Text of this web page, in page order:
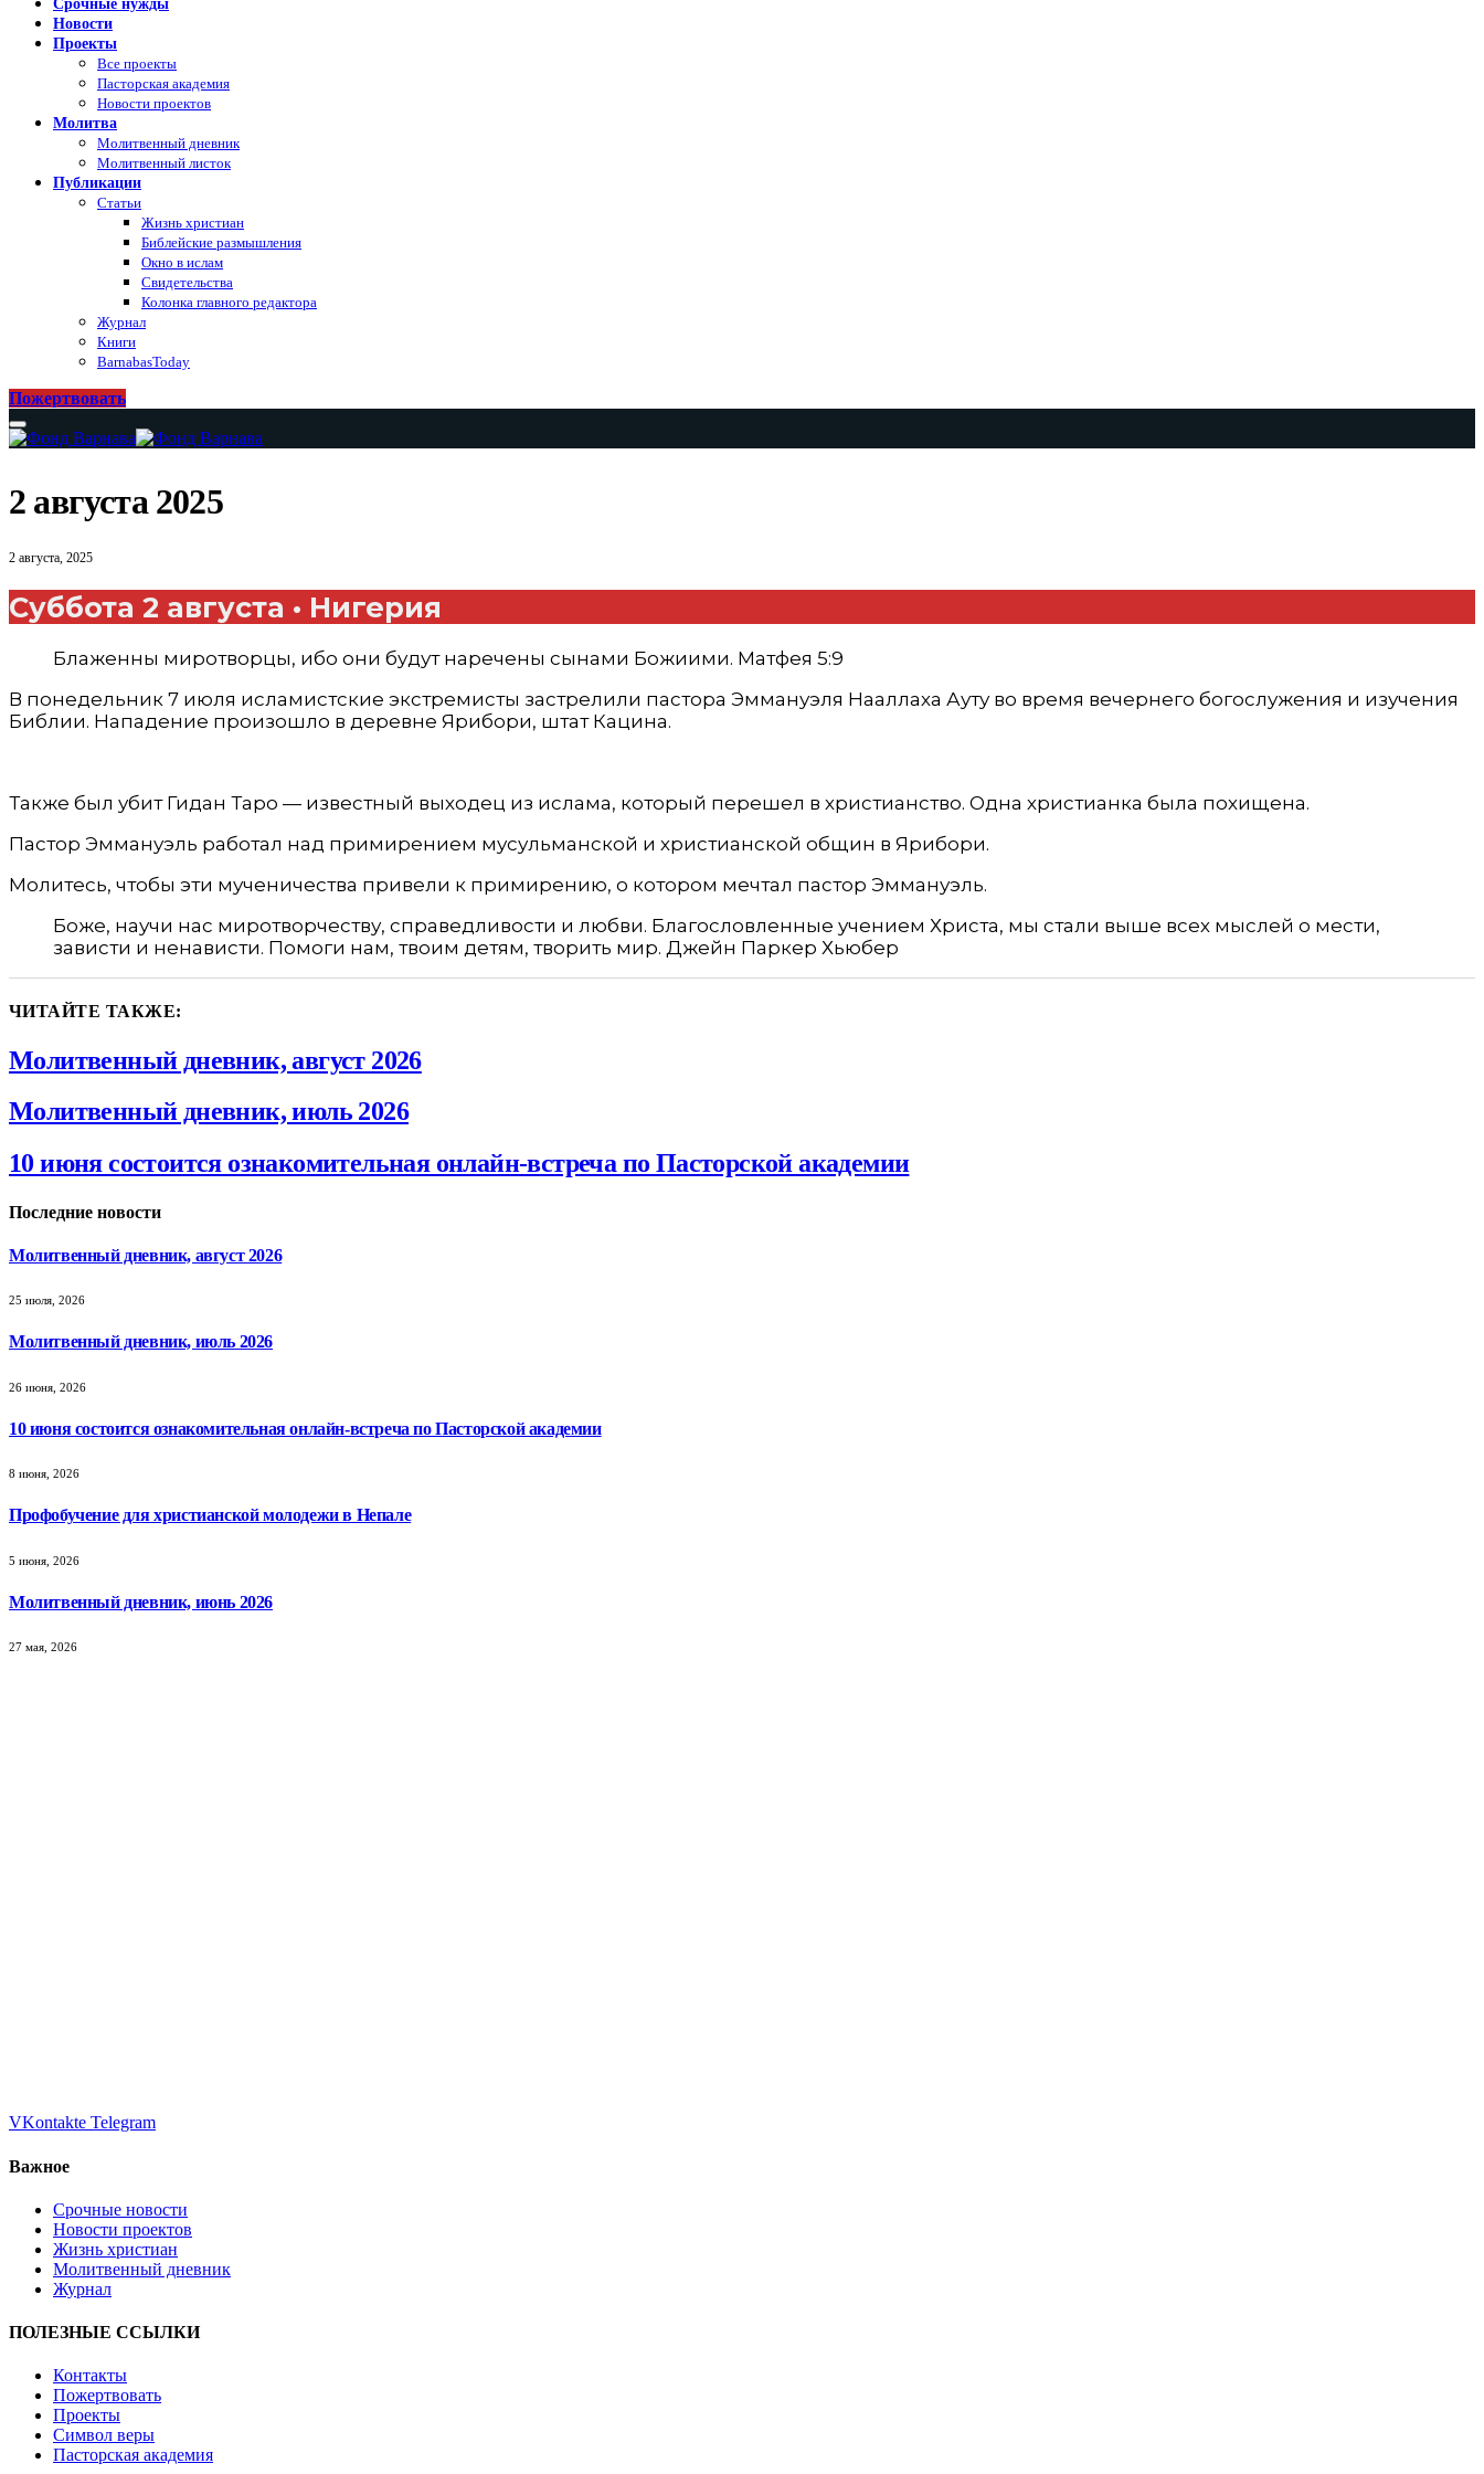
Срочные нужды
Новости
Проекты
Все проекты
Пасторская академия
Новости проектов
Молитва
Молитвенный дневник
Молитвенный листок
Публикации
Статьи
Жизнь христиан
Библейские размышления
Окно в ислам
Свидетельства
Колонка главного редактора
Журнал
Книги
BarnabasToday
Пожертвовать
2 августа 2025
2 августа, 2025
Суббота 2 августа • Нигерия
Блаженны миротворцы, ибо они будут наречены сынами Божиими. Матфея 5:9
В понедельник 7 июля исламистские экстремисты застрелили пастора Эммануэля Нааллаха Ауту во время вечернего богослужения и изучения
Библии. Нападение произошло в деревне Ярибори, штат Кацина.
Также был убит Гидан Таро — известный выходец из ислама, который перешел в христианство. Одна христианка была похищена.
Пастор Эммануэль работал над примирением мусульманской и христианской общин в Ярибори.
Молитесь, чтобы эти мученичества привели к примирению, о котором мечтал пастор Эммануэль.
Боже, научи нас миротворчеству, справедливости и любви. Благословленные учением Христа, мы стали выше всех мыслей о мести,
зависти и ненависти. Помоги нам, твоим детям, творить мир. Джейн Паркер Хьюбер
ЧИТАЙТЕ ТАКЖЕ:
Молитвенный дневник, август 2026
Молитвенный дневник, июль 2026
10 июня состоится ознакомительная онлайн-встреча по Пасторской академии
Последние новости
Молитвенный дневник, август 2026
25 июля, 2026
Молитвенный дневник, июль 2026
26 июня, 2026
10 июня состоится ознакомительная онлайн-встреча по Пасторской академии
8 июня, 2026
Профобучение для христианской молодежи в Непале
5 июня, 2026
Молитвенный дневник, июнь 2026
27 мая, 2026
VKontakte Telegram
Важное
Срочные новости
Новости проектов
Жизнь христиан
Молитвенный дневник
Журнал
ПОЛЕЗНЫЕ ССЫЛКИ
Контакты
Пожертвовать
Проекты
Символ веры
Пасторская академия